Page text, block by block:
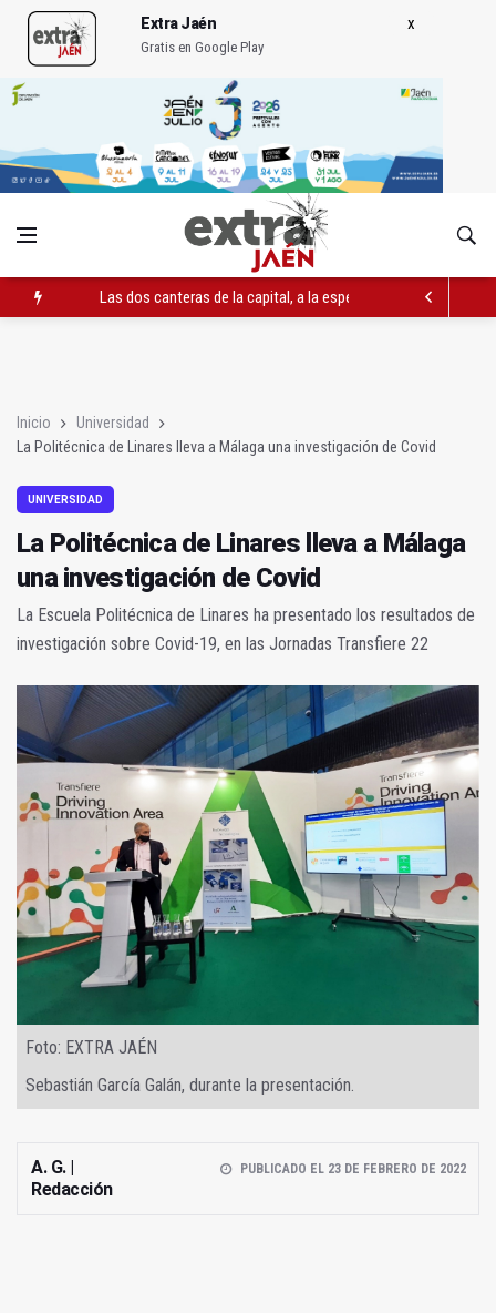
Extra Jaén
Gratis en Google Play
Las dos canteras de la capital, a la espera de que se restaure
Inicio
Universidad
La Politécnica de Linares lleva a Málaga una investigación de Covid
UNIVERSIDAD
La Politécnica de Linares lleva a Málaga
una investigación de Covid
La Escuela Politécnica de Linares ha presentado los resultados de
investigación sobre Covid-19, en las Jornadas Transfiere 22
Foto: EXTRA JAÉN
Sebastián García Galán, durante la presentación.
A. G. |
Redacción
PUBLICADO EL 23 DE FEBRERO DE 2022